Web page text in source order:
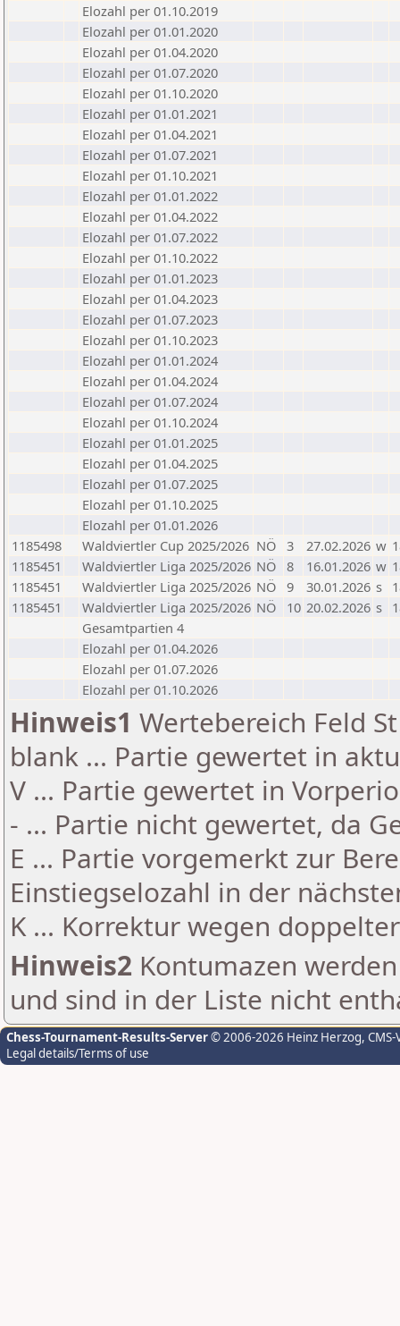
Elozahl per 01.10.2019
Elozahl per 01.01.2020
Elozahl per 01.04.2020
Elozahl per 01.07.2020
Elozahl per 01.10.2020
Elozahl per 01.01.2021
Elozahl per 01.04.2021
Elozahl per 01.07.2021
Elozahl per 01.10.2021
Elozahl per 01.01.2022
Elozahl per 01.04.2022
Elozahl per 01.07.2022
Elozahl per 01.10.2022
Elozahl per 01.01.2023
Elozahl per 01.04.2023
Elozahl per 01.07.2023
Elozahl per 01.10.2023
Elozahl per 01.01.2024
Elozahl per 01.04.2024
Elozahl per 01.07.2024
Elozahl per 01.10.2024
Elozahl per 01.01.2025
Elozahl per 01.04.2025
Elozahl per 01.07.2025
Elozahl per 01.10.2025
Elozahl per 01.01.2026
1185498
Waldviertler Cup 2025/2026 NÖ 3 27.02.2026 w
1185451
Waldviertler Liga 2025/2026 NÖ 8 16.01.2026 w
1185451
Waldviertler Liga 2025/2026 NÖ 9 30.01.2026 s
1185451
Waldviertler Liga 2025/2026 NÖ 10 20.02.2026 s
Gesamtpartien 4
Elozahl per 01.04.2026
Elozahl per 01.07.2026
Elozahl per 01.10.2026
Hinweis1 Wertebereich Feld
blank ... Partie gewertet in
V ... Partie gewertet in
- ... Partie nicht gewertet, da
E ... Partie vorgemerkt zur
Einstiegselozahl in der
K ... Korrektur wegen
Hinweis2 Kontumazen
und sind in der Liste nicht
Chess-Tournament-Results-Server© 2006-2026 Heinz Herzog,
Legal details/Terms of use